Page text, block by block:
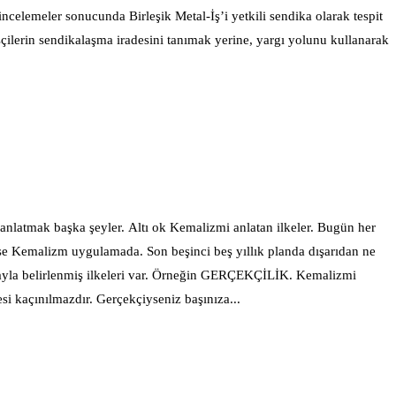
sonucunda Birleşik Metal-İş’i yetkili sendika olarak tespit
sendikalaşma iradesini tanımak yerine, yargı yolunu kullanarak
Gerçekçiyseniz başınıza...